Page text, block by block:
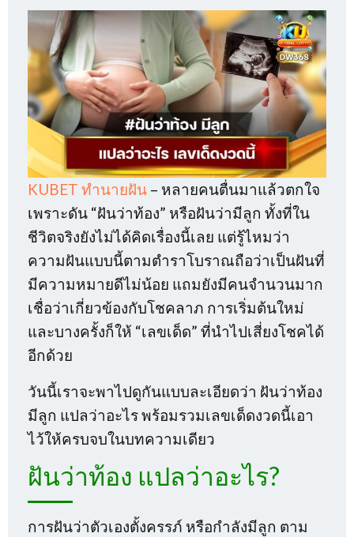
KUBET ทำนายฝัน – หลายคนตื่นมาแล้วตกใจ
เพราะดัน “ฝันว่าท้อง” หรือฝันว่ามีลูก ทั้งที่ใน
ชีวิตจริงยังไม่ได้คิดเรื่องนี้เลย แต่รู้ไหมว่า
ความฝันแบบนี้ตามตำราโบราณถือว่าเป็นฝันที่
มีความหมายดีไม่น้อย แถมยังมีคนจำนวนมาก
เชื่อว่าเกี่ยวข้องกับโชคลาภ การเริ่มต้นใหม่
และบางครั้งก็ให้ “เลขเด็ด” ที่นำไปเสี่ยงโชคได้
อีกด้วย
วันนี้เราจะพาไปดูกันแบบละเอียดว่า ฝันว่าท้อง
มีลูก แปลว่าอะไร พร้อมรวมเลขเด็ดงวดนี้เอา
ไว้ให้ครบจบในบทความเดียว
ฝันว่าท้อง แปลว่าอะไร?
การฝันว่าตัวเองตั้งครรภ์ หรือกำลังมีลูก ตาม